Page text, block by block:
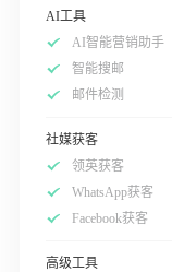
AI工具
AI智能营销助手
智能搜邮
邮件检测
社媒获客
领英获客
WhatsApp获客
Facebook获客
高级工具